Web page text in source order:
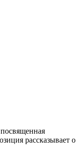
рассказывает о